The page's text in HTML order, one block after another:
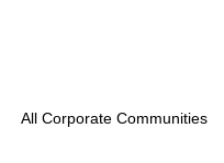
All Corporate Communities